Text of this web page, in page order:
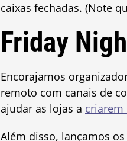
caixas fechadas. (Note
Friday
Encorajamos
remoto com canais de
ajudar as lojas a criarem
Além disso, lançamos os